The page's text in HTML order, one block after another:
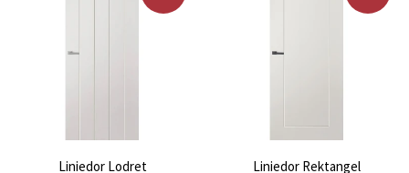
Liniedor Lodret Liniedor Rektangel